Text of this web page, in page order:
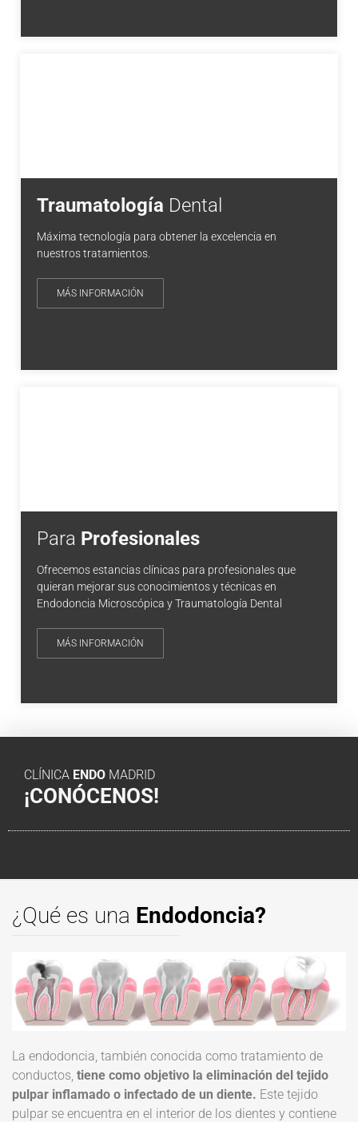
Traumatología Dental
Máxima tecnología para obtener la excelencia en
nuestros tratamientos.
MÁS INFORMACIÓN
Para Profesionales
Ofrecemos estancias clínicas para profesionales que
quieran mejorar sus conocimientos y técnicas en
Endodoncia Microscópica y Traumatología Dental
MÁS INFORMACIÓN
CLÍNICA ENDO MADRID
¡CONÓCENOS!
¿Qué es una Endodoncia?
La endodoncia, también conocida como tratamiento de
conductos, tiene como objetivo la eliminación del tejido
pulpar inflamado o infectado de un diente. Este tejido
pulpar se encuentra en el interior de los dientes y contiene